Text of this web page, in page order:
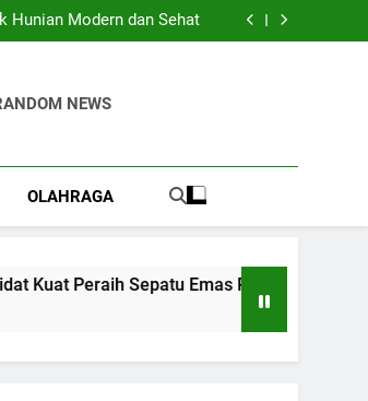
Hunian Modern dan Sehat
Emas Piala Dunia 2026?
Modern dan Sehat
Emas Piala Dunia 2026?
NEWS
OLAHRAGA
Peraih Sepatu Emas Piala Dunia 2026?